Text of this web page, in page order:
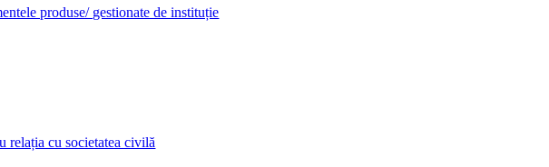
produse/ gestionate de instituție
relația cu societatea civilă